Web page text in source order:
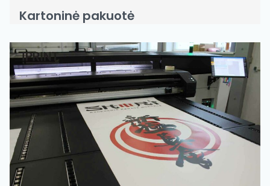
Kartoninė pakuotė